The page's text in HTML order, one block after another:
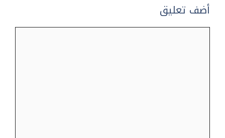
أضف تعليق